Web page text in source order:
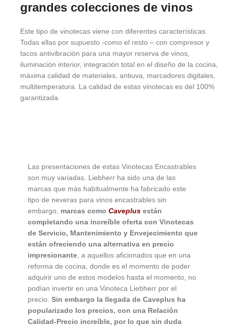
grandes colecciones de vinos
Este tipo de vinotecas viene con diferentes características.
Todas ellas por supuesto -como el resto – con compresor y
tacos antivibración para una mayor reserva de vinos,
iluminación interior, integración total en el diseño de la cocina,
máxima calidad de materiales, antiuva, marcadores digitales,
multitemperatura. La calidad de estas vinotecas es del 100%
garantizada.
Las presentaciones de estas Vinotecas Encastrables
son muy variadas. Liebherr ha sido una de las
marcas que más habitualmente ha fabricado este
tipo de neveras para vinos encastrables sin
embargo, marcas como Caveplus están
completando una increíble oferta con Vinotecas
de Servicio, Mantenimiento y Envejecimiento que
están ofreciendo una alternativa en precio
impresionante , a aquellos aficionados que en una
reforma de cocina, donde es el momento de poder
adquirir uno de estos modelos hasta el momento, no
podían invertir en una Vinoteca Liebherr por el
precio. Sin embargo la llegada de Caveplus ha
popularizado los precios, con una Relación
Calidad-Precio increíble, por lo que sin duda